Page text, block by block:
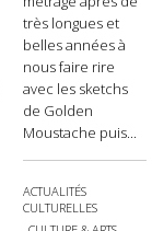
très longues et
belles années à
nous faire rire
avec les sketchs
de Golden
Moustache puis...
ACTUALITÉS
CULTURELLES